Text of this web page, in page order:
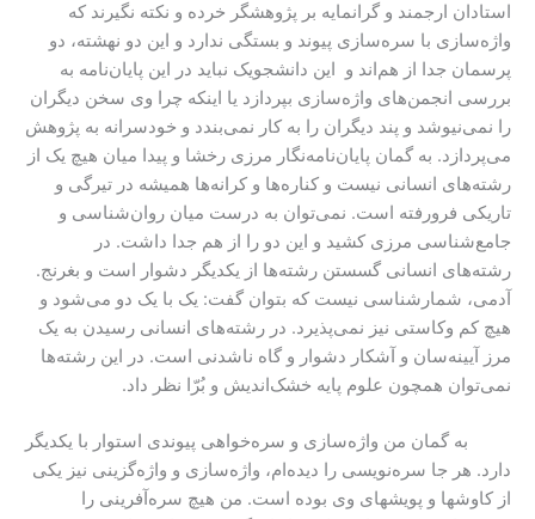
استادان ارجمند و گرانمایه بر پژوهشگر خرده و نکته نگیرند که
واژه‌سازی با سره‌سازی پیوند و بستگی ندارد و این دو نهشته، دو
پرسمان جدا از هم‌اند و این دانشجویک نباید در این پایان‌نامه به
بررسی انجمن‌های واژه‌سازی بپردازد یا اینکه چرا وی سخن دیگران
را نمی‌نیوشد و پند دیگران را به کار نمی‌بندد و خودسرانه به پژوهش
می‌پردازد. به گمان پایان‌نامه‌نگار مرزی رخشا و پیدا میان هیچ یک از
رشته‌های انسانی نیست و کناره‌ها و کرانه‌ها همیشه در تیرگی و
تاریکی فرورفته است. نمی‌توان به درست میان روان‌شناسی و
جامع‌شناسی مرزی کشید و این دو را از هم جدا داشت. در
رشته‌های انسانی گسستن رشته‌ها از یکدیگر دشوار است و بغرنج.
آدمی، شمارشناسی نیست که بتوان گفت: یک با یک دو می‌شود و
هیچ کم‌ وکاستی نیز نمی‌پذیرد. در رشته‌های انسانی رسیدن به یک
مرز آیینه‌سان و آشکار دشوار و گاه ناشدنی است. در این رشته‌ها
نمی‌توان همچون علوم پایه خشک‌اندیش و بُرّا نظر داد.
به گمان من واژه‌سازی و سره‌خواهی پیوندی استوار با یکدیگر
دارد. هر جا سره‌نویسی را دیده‌ام، واژه‌سازی و واژه‌گزینی نیز یکی
از کاوشها و پویشهای وی بوده است. من هیچ سره‌آفرینی را